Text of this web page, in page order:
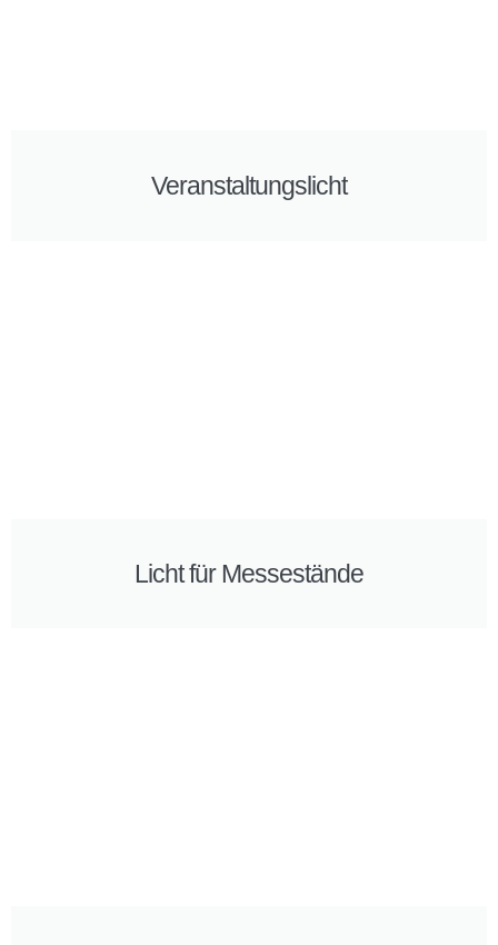
Veranstaltungslicht
Licht für Messestände